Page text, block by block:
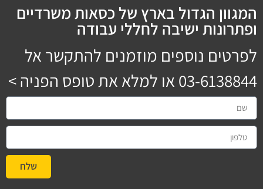
המגוון הגדול בארץ של כסאות משרדיים
ופתרונות ישיבה לחללי עבודה
לפרטים נוספים מוזמנים להתקשר אל
03-6138844 או למלא את טופס הפניה >
שלח